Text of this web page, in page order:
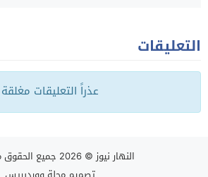
التعليقات
عذراً التعليقات مغلقة
النهار نيوز © 2026 جميع الحقوق محفوظة.